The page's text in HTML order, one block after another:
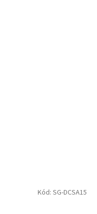
Kód: SG-DCSA15